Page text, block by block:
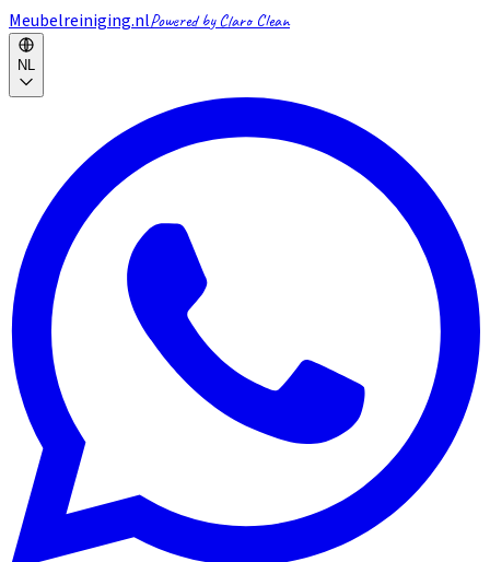
Meubelreiniging.nlPowered by Claro Clean
NL